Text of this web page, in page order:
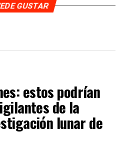
GUSTAR
estos podrían
de la
lunar de